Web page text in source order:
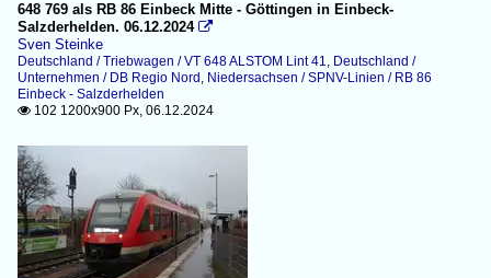
648 769 als RB 86 Einbeck Mitte - Göttingen in Einbeck-
Salzderhelden. 06.12.2024 
Sven Steinke
Deutschland / Triebwagen / VT 648 ALSTOM Lint 41, Deutschland /
Unternehmen / DB Regio Nord , Niedersachsen / SPNV-Linien / RB 86
Einbeck - Salzderhelden
 102 1200x900 Px, 06.12.2024